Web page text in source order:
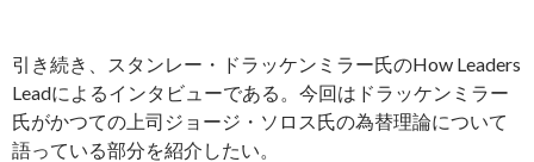
引き続き、スタンレー・ドラッケンミラー氏のHow Leaders
Leadによるインタビューである。今回はドラッケンミラー
氏がかつての上司ジョージ・ソロス氏の為替理論について
語っている部分を紹介したい。